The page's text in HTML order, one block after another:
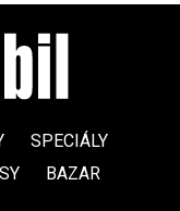
SPECIÁLY
BAZAR